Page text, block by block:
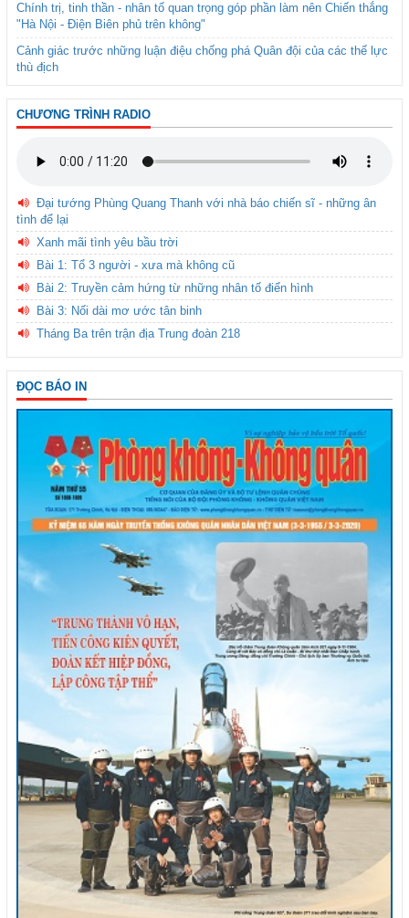
Chính trị, tinh thần - nhân tố quan trọng góp phần làm nên Chiến thắng
"Hà Nội - Điện Biên phủ trên không"
Cảnh giác trước những luận điệu chống phá Quân đội của các thế lực
thù địch
CHƯƠNG TRÌNH RADIO
Đại tướng Phùng Quang Thanh với nhà báo chiến sĩ - những ân
tình để lại
Xanh mãi tình yêu bầu trời
Bài 1: Tổ 3 người - xưa mà không cũ
Bài 2: Truyền cảm hứng từ những nhân tố điển hình
Bài 3: Nối dài mơ ước tân binh
Tháng Ba trên trận địa Trung đoàn 218
ĐỌC BÁO IN